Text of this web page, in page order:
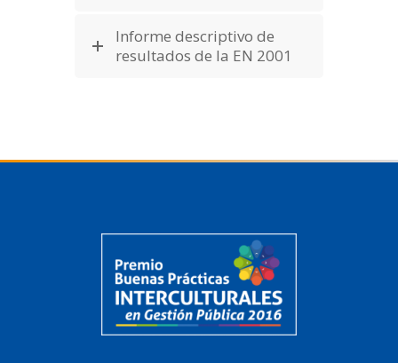
Informe descriptivo de
resultados de la EN 2001